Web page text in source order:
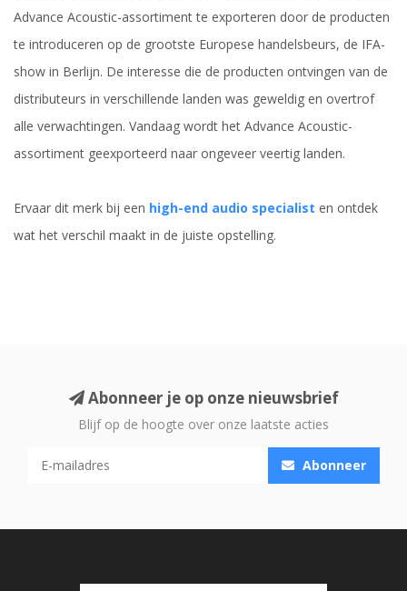
Advance Acoustic-assortiment te exporteren door de producten
te introduceren op de grootste Europese handelsbeurs, de IFA-
show in Berlijn. De interesse die de producten ontvingen van de
distributeurs in verschillende landen was geweldig en overtrof
alle verwachtingen. Vandaag wordt het Advance Acoustic-
assortiment geexporteerd naar ongeveer veertig landen.
Ervaar dit merk bij een high-end audio specialist en ontdek
wat het verschil maakt in de juiste opstelling.
Abonneer je op onze nieuwsbrief
Blijf op de hoogte over onze laatste acties
Abonneer